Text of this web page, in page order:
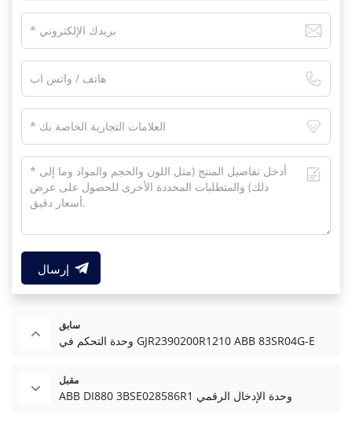
إرسال
سابق
وحدة التحكم في GJR2390200R1210 ABB 83SR04G-E
مقبل
ABB DI880 3BSE028586R1 وحدة الإدخال الرقمي